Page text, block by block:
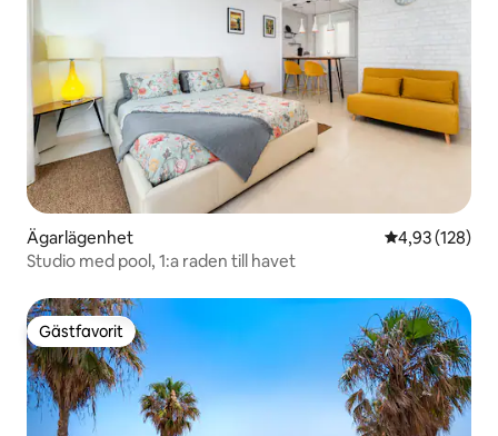
Ägarlägenhet 4,93 av 5 i
4,93 (128)
Studio med pool, 1:a raden till havet
Gästfavorit
Gästfavorit